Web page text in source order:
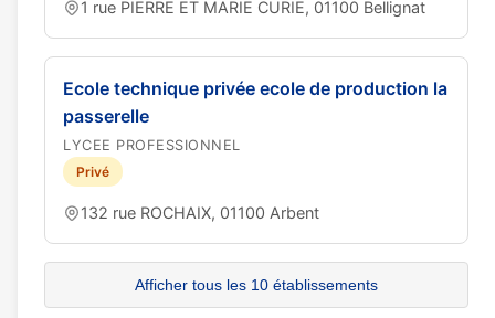
1 rue PIERRE ET MARIE CURIE, 01100 Bellignat
Ecole technique privée ecole de production la
passerelle
LYCEE PROFESSIONNEL
Privé
132 rue ROCHAIX, 01100 Arbent
Afficher tous les 10 établissements